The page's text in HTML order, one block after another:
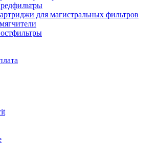
для магистральных фильтров